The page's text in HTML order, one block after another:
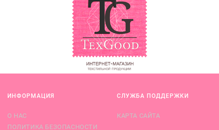
ИНФОРМАЦИЯ
О НАС
ПОЛИТИКА БЕЗОПАСНОСТИ
СЛУЖБА ПОДДЕРЖКИ
КАРТА САЙТА